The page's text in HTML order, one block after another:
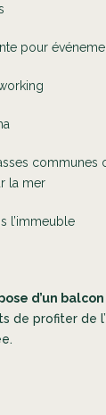
pour
communes
la mer
l’immeuble
d’un
de profiter de